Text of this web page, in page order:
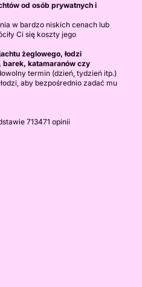
od osób prywatnych i
w bardzo niskich cenach lub
Ci się koszty jego
żeglowego, łodzi
barek, katamaranów czy
termin (dzień, tydzień itp.)
aby bezpośrednio zadać mu
713471 opinii